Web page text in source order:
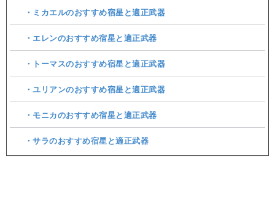
・ミカエルのおすすめ宿星と適正武器
・エレンのおすすめ宿星と適正武器
・トーマスのおすすめ宿星と適正武器
・ユリアンのおすすめ宿星と適正武器
・モニカのおすすめ宿星と適正武器
・サラのおすすめ宿星と適正武器